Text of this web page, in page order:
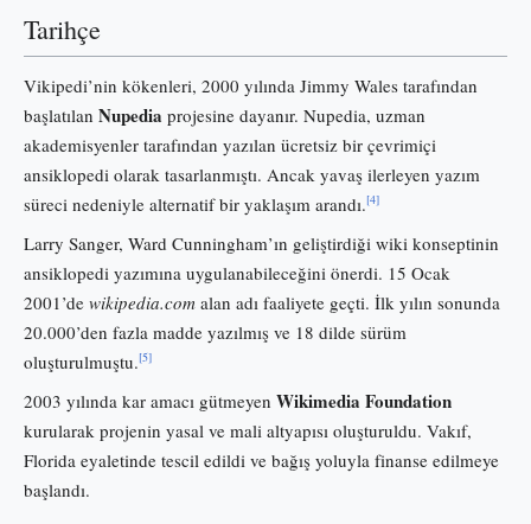
Tarihçe
Vikipedi’nin kökenleri, 2000 yılında Jimmy Wales tarafından
başlatılan Nupedia projesine dayanır. Nupedia, uzman
akademisyenler tarafından yazılan ücretsiz bir çevrimiçi
ansiklopedi olarak tasarlanmıştı. Ancak yavaş ilerleyen yazım
süreci nedeniyle alternatif bir yaklaşım arandı.[4]
Larry Sanger, Ward Cunningham’ın geliştirdiği wiki konseptinin
ansiklopedi yazımına uygulanabileceğini önerdi. 15 Ocak
2001’de wikipedia.com alan adı faaliyete geçti. İlk yılın sonunda
20.000’den fazla madde yazılmış ve 18 dilde sürüm
oluşturulmuştu.[5]
2003 yılında kar amacı gütmeyen Wikimedia Foundation
kurularak projenin yasal ve mali altyapısı oluşturuldu. Vakıf,
Florida eyaletinde tescil edildi ve bağış yoluyla finanse edilmeye
başlandı.